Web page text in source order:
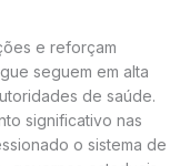
e reforçam
seguem em alta
de saúde.
significativo nas
o sistema de